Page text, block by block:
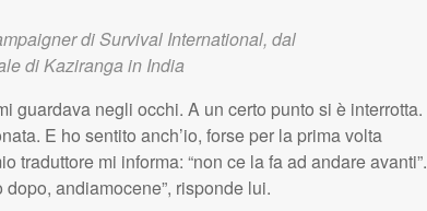
di Survival International, dal
di Kaziranga in India
guardava negli occhi. A un certo punto si è interrotta.
E ho sentito anch’io, forse per la prima volta
traduttore mi informa: “non ce la fa ad andare avanti”.
andiamocene”, risponde lui.